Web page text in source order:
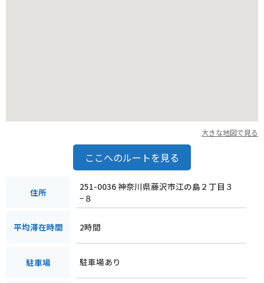
大きな地図で見る
ここへのルートを見る
住所
251-0036 神奈川県藤沢市江の島２丁目３
−８
平均滞在時間 2時間
駐車場 駐車場あり